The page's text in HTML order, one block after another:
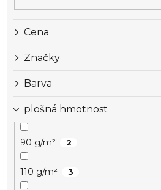
Cena
Značky
Barva
plošná hmotnost
90 g/m² 2
110 g/m² 3